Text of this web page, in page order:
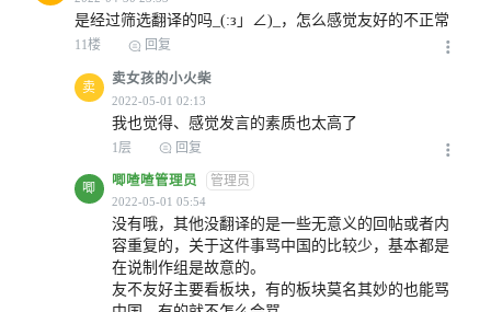
2022-04-30 07:06
2022-04-30 06:59
是经过筛选翻译的吗_(:з」∠)_，怎么感觉友好的不正常
11楼 回复
卖
卖女孩的小火柴
我也觉得、感觉发言的素质也太高了
1层 回复
唧
唧喳喳管理员 管理员
没有哦，其他没翻译的是一些无意义的回帖或者内
容重复的，关于这件事骂中国的比较少，基本都是
在说制作组是故意的。
友不友好主要看板块，有的板块莫名其妙的也能骂